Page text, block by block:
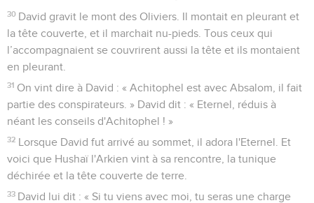
30 David gravit le mont des Oliviers. Il montait en pleurant et
la tête couverte, et il marchait nu-pieds. Tous ceux qui
l’accompagnaient se couvrirent aussi la tête et ils montaient
en pleurant.
31 On vint dire à David : « Achitophel est avec Absalom, il fait
partie des conspirateurs. » David dit : « Eternel, réduis à
néant les conseils d'Achitophel ! »
32 Lorsque David fut arrivé au sommet, il adora l'Eternel. Et
voici que Hushaï l'Arkien vint à sa rencontre, la tunique
déchirée et la tête couverte de terre.
33 David lui dit : « Si tu viens avec moi, tu seras une charge